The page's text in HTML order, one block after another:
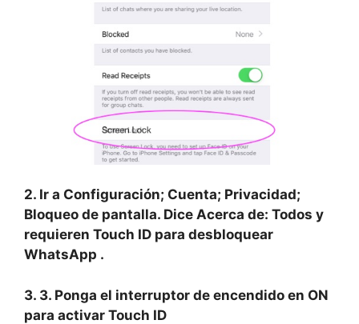
2. Ir a Configuración; Cuenta; Privacidad;
Bloqueo de pantalla. Dice Acerca de: Todos y
requieren Touch ID para desbloquear
WhatsApp .
3. 3. Ponga el interruptor de encendido en ON
para activar Touch ID